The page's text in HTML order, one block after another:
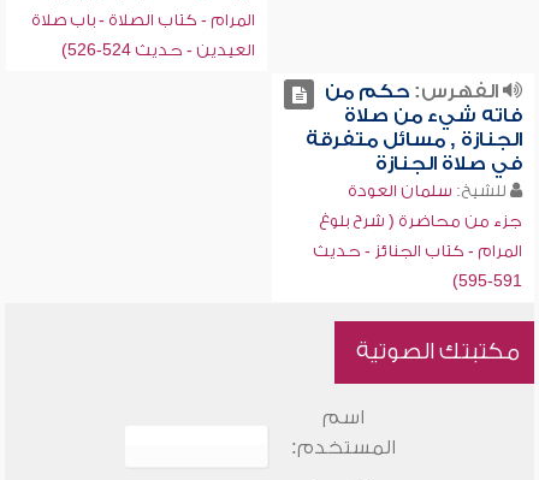
المرام - كتاب الصلاة - باب صلاة
العيدين - حديث 524-526)
الفهرس:حكم من
فاته شيء من صلاة
الجنازة , مسائل متفرقة
في صلاة الجنازة
للشيخ: سلمان العودة
جزء من محاضرة ( شرح بلوغ
المرام - كتاب الجنائز - حديث
591-595)
مكتبتك الصوتية
اسم
المستخدم: